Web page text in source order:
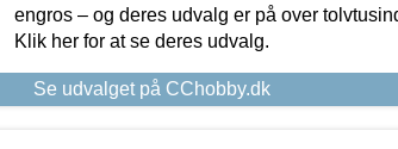
engros – og deres udvalg er på over
Klik her for at se deres udvalg.
Se udvalget på CChobby.dk